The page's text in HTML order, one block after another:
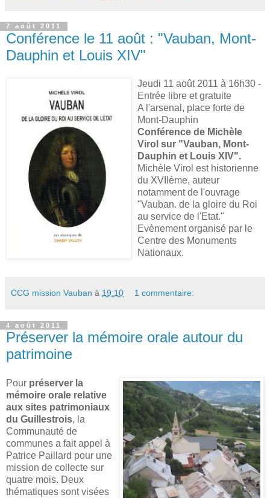
7 août 2011
Conférence le 11 août : "Vauban, Mont-
Dauphin et Louis XIV"
Jeudi 11 août 2011 à 16h30 -
Entrée libre et gratuite
A l'arsenal, place forte de
Mont-Dauphin
Conférence de Michèle
Virol sur "Vauban, Mont-
Dauphin et Louis XIV".
Michèle Virol est historienne
du XVIIème, auteur
notamment de l'ouvrage
"Vauban. de la gloire du Roi
au service de l'Etat."
Evènement organisé par le
Centre des Monuments
Nationaux.
CCG mission Vauban à 19:10 1 commentaire:
4 août 2011
Préserver la mémoire orale autour du
patrimoine
Pour préserver la
mémoire orale relative
aux sites patrimoniaux
du Guillestrois, la
Communauté de
communes a fait appel à
Patrice Paillard pour une
mission de collecte sur
quatre mois. Deux
thématiques sont visées